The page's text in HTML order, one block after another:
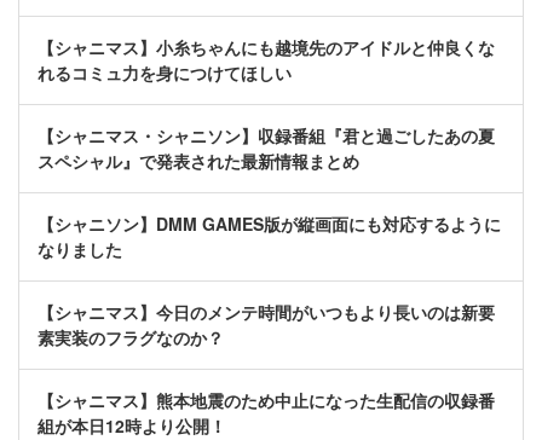
【シャニマス】小糸ちゃんにも越境先のアイドルと仲良くな
れるコミュ力を身につけてほしい
【シャニマス・シャニソン】収録番組『君と過ごしたあの夏
スペシャル』で発表された最新情報まとめ
【シャニソン】DMM GAMES版が縦画面にも対応するように
なりました
【シャニマス】今日のメンテ時間がいつもより長いのは新要
素実装のフラグなのか？
【シャニマス】熊本地震のため中止になった生配信の収録番
組が本日12時より公開！